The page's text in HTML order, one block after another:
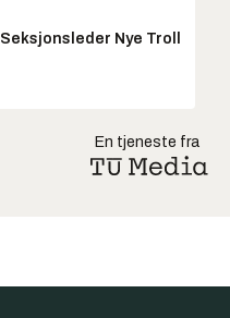
Seksjonsleder Nye Troll
En tjeneste fra